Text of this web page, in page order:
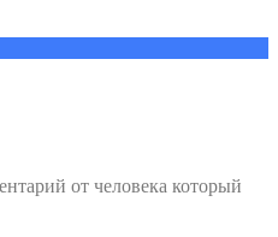
от человека который